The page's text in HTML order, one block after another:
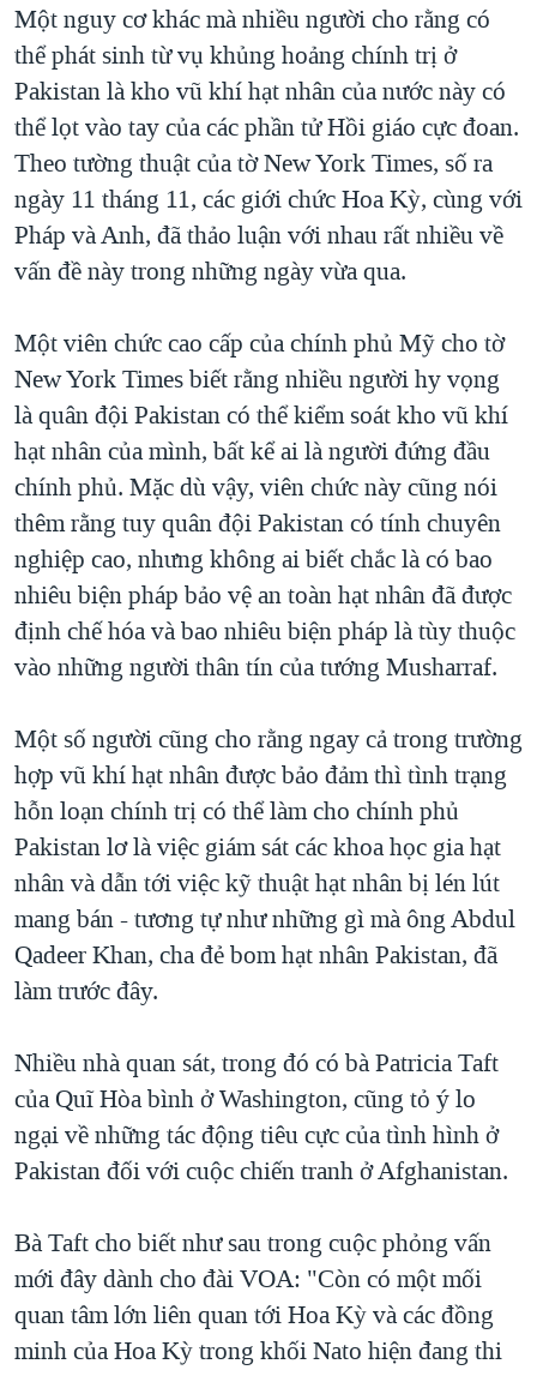
Một nguy cơ khác mà nhiều người cho rằng có
thể phát sinh từ vụ khủng hoảng chính trị ở
Pakistan là kho vũ khí hạt nhân của nước này có
thể lọt vào tay của các phần tử Hồi giáo cực đoan.
Theo tường thuật của tờ New York Times, số ra
ngày 11 tháng 11, các giới chức Hoa Kỳ, cùng với
Pháp và Anh, đã thảo luận với nhau rất nhiều về
vấn đề này trong những ngày vừa qua.
Một viên chức cao cấp của chính phủ Mỹ cho tờ
New York Times biết rằng nhiều người hy vọng
là quân đội Pakistan có thể kiểm soát kho vũ khí
hạt nhân của mình, bất kể ai là người đứng đầu
chính phủ. Mặc dù vậy, viên chức này cũng nói
thêm rằng tuy quân đội Pakistan có tính chuyên
nghiệp cao, nhưng không ai biết chắc là có bao
nhiêu biện pháp bảo vệ an toàn hạt nhân đã được
định chế hóa và bao nhiêu biện pháp là tùy thuộc
vào những người thân tín của tướng Musharraf.
Một số người cũng cho rằng ngay cả trong trường
hợp vũ khí hạt nhân được bảo đảm thì tình trạng
hỗn loạn chính trị có thể làm cho chính phủ
Pakistan lơ là việc giám sát các khoa học gia hạt
nhân và dẫn tới việc kỹ thuật hạt nhân bị lén lút
mang bán - tương tự như những gì mà ông Abdul
Qadeer Khan, cha đẻ bom hạt nhân Pakistan, đã
làm trước đây.
Nhiều nhà quan sát, trong đó có bà Patricia Taft
của Quĩ Hòa bình ở Washington, cũng tỏ ý lo
ngại về những tác động tiêu cực của tình hình ở
Pakistan đối với cuộc chiến tranh ở Afghanistan.
Bà Taft cho biết như sau trong cuộc phỏng vấn
mới đây dành cho đài VOA: "Còn có một mối
quan tâm lớn liên quan tới Hoa Kỳ và các đồng
minh của Hoa Kỳ trong khối Nato hiện đang thi